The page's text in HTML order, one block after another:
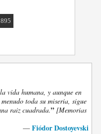
vida humana, y aunque en
toda su miseria, sigue
raiz cuadrada.” [Memorias
— Fiódor Dostoyevski